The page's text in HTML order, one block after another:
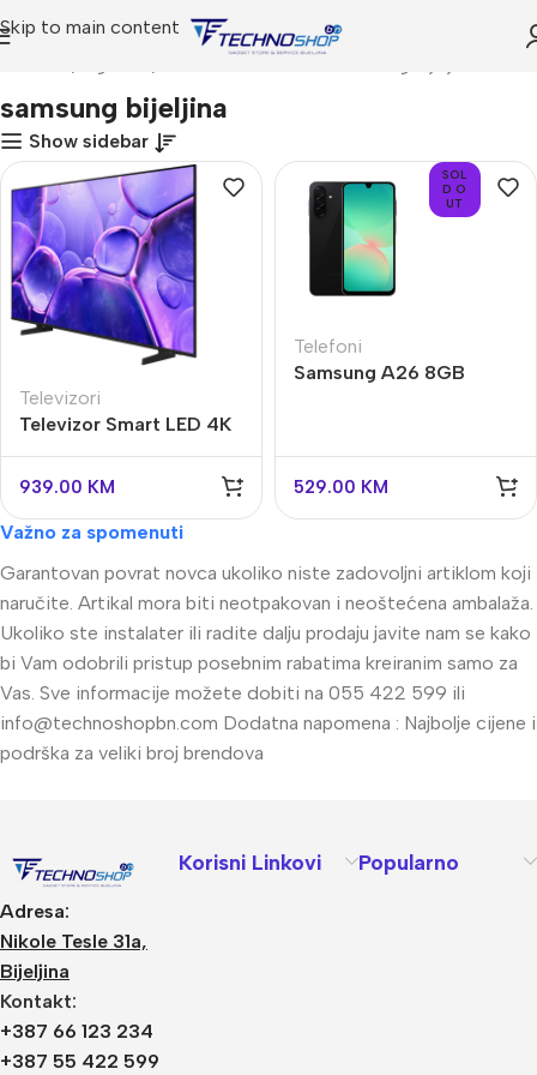
Skip to main content
samsung bijeljina
Show sidebar
Televizori
Televizor Smart LED 4K
UHD 65″ Samsung
UE50U8072F
939.00 KM
SOL
D O
UT
Telefoni
Samsung A26 8GB
529.00 KM
Važno za spomenuti
Garantovan povrat novca ukoliko niste zadovoljni artiklom koji
naručite. Artikal mora biti neotpakovan i neoštećena ambalaža.
Ukoliko ste instalater ili radite dalju prodaju javite nam se kako
bi Vam odobrili pristup posebnim rabatima kreiranim samo za
Vas. Sve informacije možete dobiti na 055 422 599 ili
info@technoshopbn.com Dodatna napomena : Najbolje cijene i
podrška za veliki broj brendova
Adresa:
Nikole Tesle 31a,
Bijeljina
Kontakt:
+387 66 123 234
+387 55 422 599
Korisni Linkovi Popularno